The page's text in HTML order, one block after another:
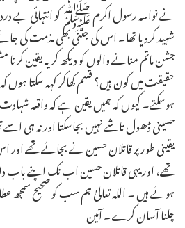
نے نواسہ رسول اکرم ﷺ کو انتہائی بے
شہید کردیا تھا۔ اس کی جتنی بھی مذمت کی
جشن ماتم منانے والوں کو دیکھ کر یہ یقین
حقیقت میں کون ہیں؟ قسم کھاکر کہہ سکتا ہوں کہ
ہوسکتے۔ کیوں کہ ہمیں یقین ہے کہ واقعہ
حسینی ڈھول تاشے نہیں بجاسکتا اور نہ ہی
یقینی طور پر قاتلان حسین نے بجائے تھے
تھے، اور یہی قاتلان حسین اب تک اپنے باب
ہوئے ہیں ۔ اللہ تعالیٰ ہم سب کو صحیح سمجھ
چلنا آسان کرے۔ آمین